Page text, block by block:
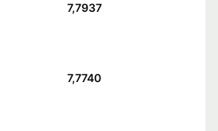
7,7937
7,7740